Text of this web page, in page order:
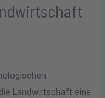
Landwirtschaft eine